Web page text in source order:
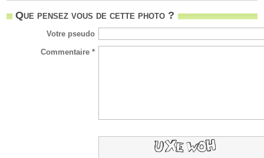
Que pensez vous de cette photo ?
Votre pseudo
Commentaire *